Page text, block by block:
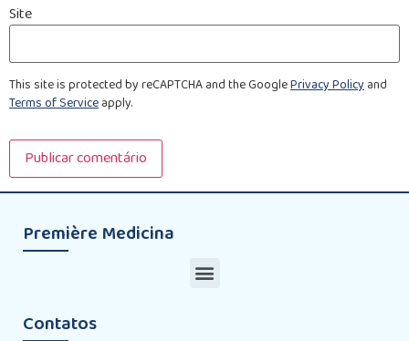
Site
This site is protected by reCAPTCHA and the GooglePrivacy Policyand
Terms of Serviceapply.
Première Medicina
Contatos